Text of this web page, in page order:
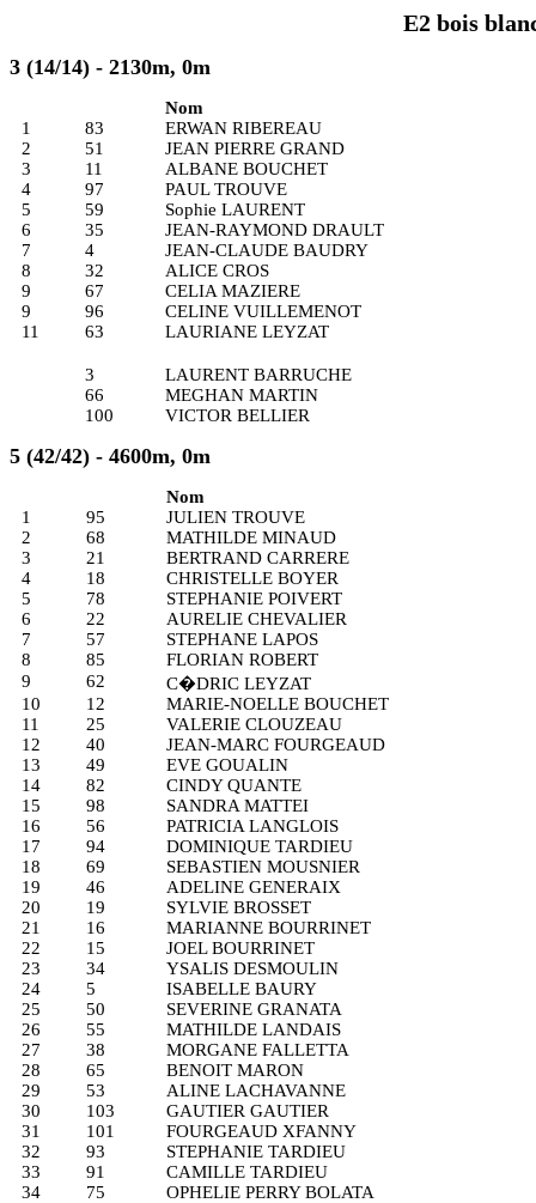
E2 bois
3 (14/14) - 2130m, 0m
Nom
1
83
ERWAN RIBEREAU
2
51
JEAN PIERRE GRAND
3
11
ALBANE BOUCHET
4
97
PAUL TROUVE
5
59
Sophie LAURENT
6
35
JEAN-RAYMOND DRAULT
7
4
JEAN-CLAUDE BAUDRY
8
32
ALICE CROS
9
67
CELIA MAZIERE
9
96
CELINE VUILLEMENOT
11
63 LAURIANE LEYZAT
3
LAURENT BARRUCHE
66
MEGHAN MARTIN
100
VICTOR BELLIER
5 (42/42) - 4600m, 0m
Nom
1
95
JULIEN TROUVE
2
68
MATHILDE MINAUD
3
21
BERTRAND CARRERE
4
18
CHRISTELLE BOYER
5
78
STEPHANIE POIVERT
6
22
AURELIE CHEVALIER
7
57
STEPHANE LAPOS
8
85
FLORIAN ROBERT
9
62
C�DRIC LEYZAT
10
12
MARIE-NOELLE BOUCHET
11
25
VALERIE CLOUZEAU
12
40
JEAN-MARC FOURGEAUD
13
49
EVE GOUALIN
14
82
CINDY QUANTE
15
98
SANDRA MATTEI
16
56
PATRICIA LANGLOIS
17
94
DOMINIQUE TARDIEU
18
69
SEBASTIEN MOUSNIER
19
46
ADELINE GENERAIX
20
19
SYLVIE BROSSET
21
16
MARIANNE BOURRINET
22
15
JOEL BOURRINET
23
34
YSALIS DESMOULIN
24
5
ISABELLE BAURY
25
50
SEVERINE GRANATA
26
55
MATHILDE LANDAIS
27
38
MORGANE FALLETTA
28
65
BENOIT MARON
29
53
ALINE LACHAVANNE
30
103
GAUTIER GAUTIER
31
101
FOURGEAUD XFANNY
32
93
STEPHANIE TARDIEU
33
91
CAMILLE TARDIEU
34
75 OPHELIE PERRY BOLATA